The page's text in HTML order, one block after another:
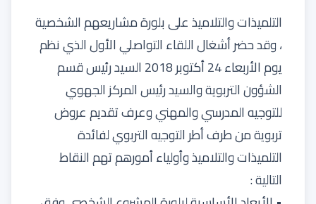
التلميذات والتلاميذ على بلورة مشاريعهم الشخصية
، وقد حضر أشغال اللقاء التواصلي الأول الذي نظم
يوم الأربعاء 24 أكتوبر 2018 السيد رئيس قسم
الشؤون التربوية والسيد رئيس المركز الجهوي
للتوجيه المدرسي والمهني وعرف تقديم عروض
تربوية من طرف أطر التوجيه التربوي لفائدة
التلميذات والتلاميذ وأولياء أمورهم تهم النقاط
التالية :